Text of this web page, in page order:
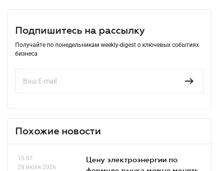
Подпишитесь на рассылку
Получайте по понедельникам weekly-digest о ключевых событиях
бизнеса
Похожие новости
15.07
28 июля 2026
Цену электроэнергии по